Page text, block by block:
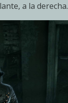
a la derecha.